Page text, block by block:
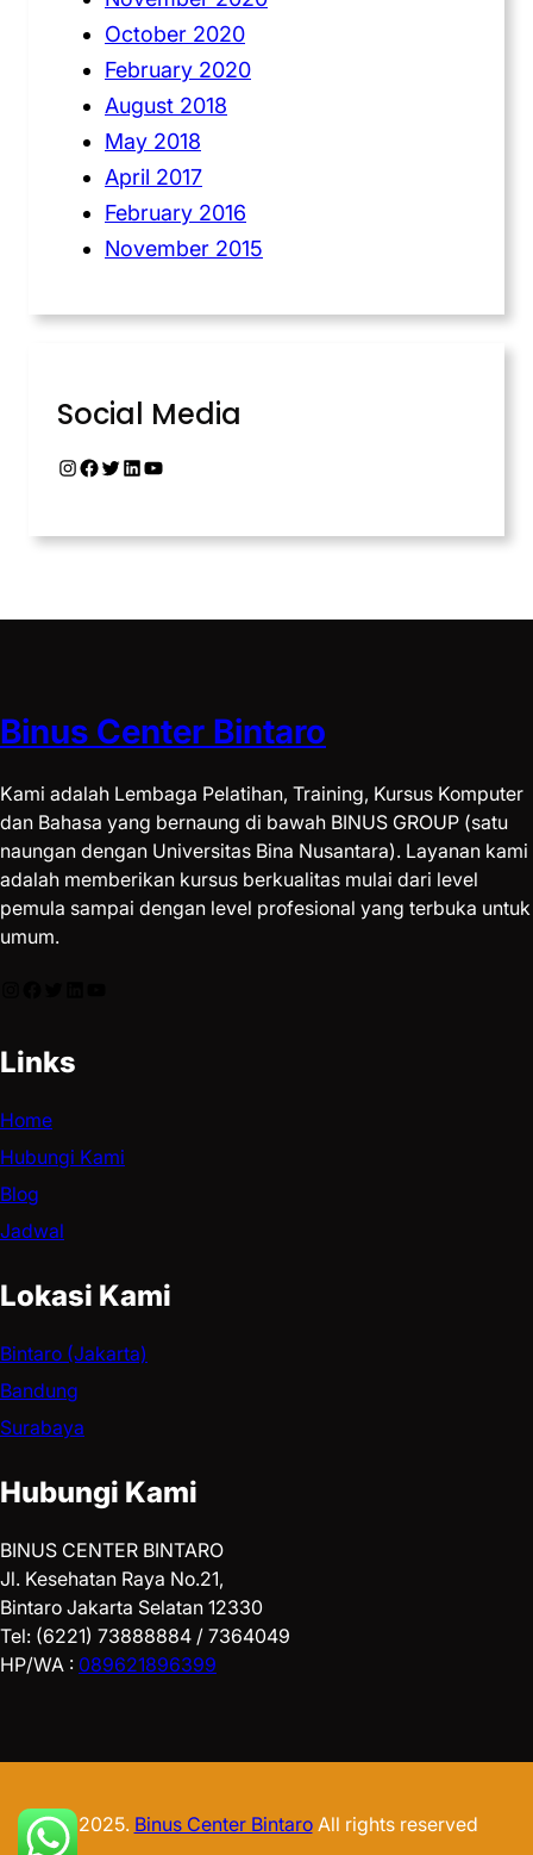
October 2020
February 2020
August 2018
May 2018
April 2017
February 2016
November 2015
Social Media
Binus Center Bintaro
Kami adalah Lembaga Pelatihan, Training, Kursus Komputer
dan Bahasa yang bernaung di bawah BINUS GROUP (satu
naungan dengan Universitas Bina Nusantara). Layanan kami
adalah memberikan kursus berkualitas mulai dari level
pemula sampai dengan level profesional yang terbuka untuk
umum.
Links
Home
Hubungi Kami
Blog
Jadwal
Lokasi Kami
Bintaro (Jakarta)
Bandung
Surabaya
Hubungi Kami
BINUS CENTER BINTARO
Jl. Kesehatan Raya No.21,
Bintaro Jakarta Selatan 12330
Tel: (6221) 73888884 / 7364049
HP/WA : 089621896399
© 2025. Binus Center BintaroAll rights reserved